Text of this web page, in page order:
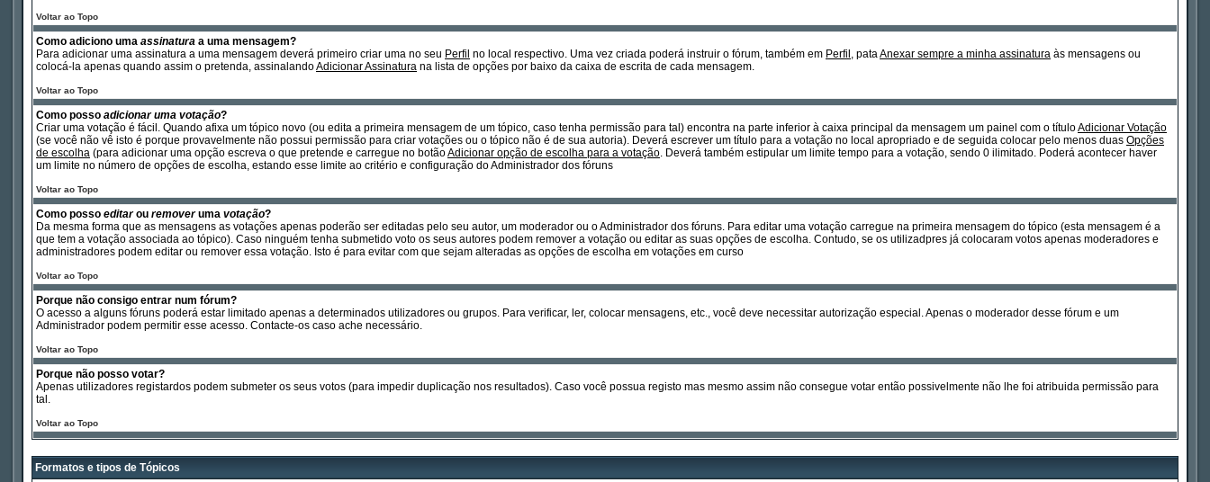
Voltar ao Topo
Como adiciono uma assinatura a uma mensagem?
Para adicionar uma assinatura a uma mensagem deverá primeiro criar uma no seu Perfil no local respectivo. Uma vez criada poderá instruir o fórum, também em Perfil , pataAnexar sempre a minha assinatura às mensagens ou
colocá-la apenas quando assim o pretenda, assinalandoAdicionar Assinatura na lista de opções por baixo da caixa de escrita de cada mensagem.
Voltar ao Topo
Como posso adicionar uma votação?
Criar uma votação é fácil. Quando afixa um tópico novo (ou edita a primeira mensagem de um tópico, caso tenha permissão para tal) encontra na parte inferior à caixa principal da mensagem um painel com o títuloAdicionar Votação
(se você não vê isto é porque provavelmente não possui permissão para criar votações ou o tópico não é de sua autoria). Deverá escrever um título para a votação no local apropriado e de seguida colocar pelo menos duas Opções
de escolha (para adicionar uma opção escreva o que pretende e carregue no botãoAdicionar opção de escolha para a votação. Deverá também estipular um limite tempo para a votação, sendo 0 ilimitado. Poderá acontecer haver
um limite no número de opções de escolha, estando esse limite ao critério e configuração do Administrador dos fóruns
Voltar ao Topo
Como posso editarou removeruma votação?
Da mesma forma que as mensagens as votações apenas poderão ser editadas pelo seu autor, um moderador ou o Administrador dos fóruns. Para editar uma votação carregue na primeira mensagem do tópico (esta mensagem é a
que tem a votação associada ao tópico). Caso ninguém tenha submetido voto os seus autores podem remover a votação ou editar as suas opções de escolha. Contudo, se os utilizadpres já colocaram votos apenas moderadores e
administradores podem editar ou remover essa votação. Isto é para evitar com que sejam alteradas as opções de escolha em votações em curso
Voltar ao Topo
Porque não consigo entrar num fórum?
O acesso a alguns fóruns poderá estar limitado apenas a determinados utilizadores ou grupos. Para verificar, ler, colocar mensagens, etc., você deve necessitar autorização especial. Apenas o moderador desse fórum e um
Administrador podem permitir esse acesso. Contacte-os caso ache necessário.
Voltar ao Topo
Porque não posso votar?
Apenas utilizadores registardos podem submeter os seus votos (para impedir duplicação nos resultados). Caso você possua registo mas mesmo assim não consegue votar então possivelmente não lhe foi atribuida permissão para
tal.
Voltar ao Topo
Formatos e tipos de Tópicos